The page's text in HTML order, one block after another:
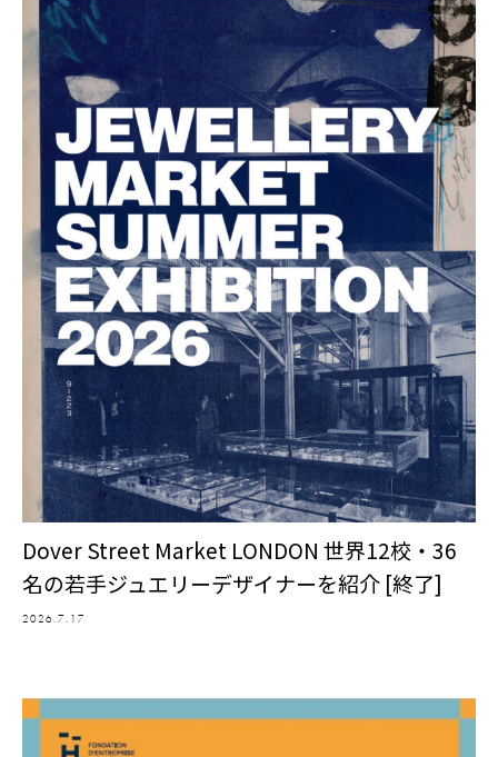
Dover Street Market LONDON 世界12校・36
名の若手ジュエリーデザイナーを紹介 [終了]
2026.7.17